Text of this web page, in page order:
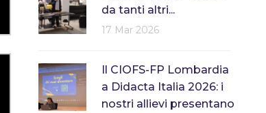
da tanti altri...
17 Mar 2026
Il CIOFS-FP Lombardia
a Didacta Italia 2026: i
nostri allievi presentano